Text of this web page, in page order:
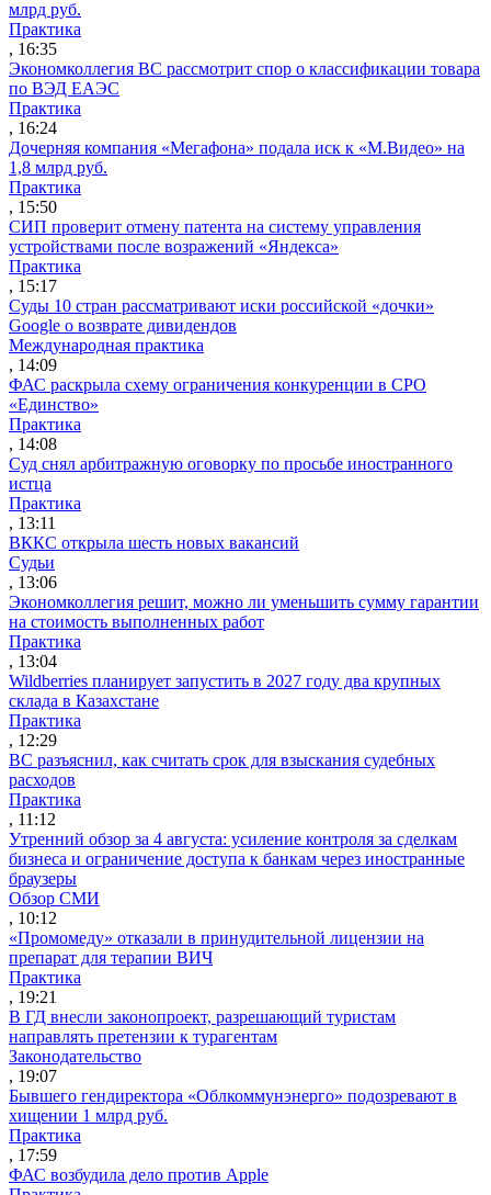
млрд руб.
Практика
, 16:35
Экономколлегия ВС рассмотрит спор о классификации товара
по ВЭД ЕАЭС
Практика
, 16:24
Дочерняя компания «Мегафона» подала иск к «М.Видео» на
1,8 млрд руб.
Практика
, 15:50
СИП проверит отмену патента на систему управления
устройствами после возражений «Яндекса»
Практика
, 15:17
Суды 10 стран рассматривают иски российской «дочки»
Google о возврате дивидендов
Международная практика
, 14:09
ФАС раскрыла схему ограничения конкуренции в СРО
«Единство»
Практика
, 14:08
Суд снял арбитражную оговорку по просьбе иностранного
истца
Практика
, 13:11
ВККС открыла шесть новых вакансий
Судьи
, 13:06
Экономколлегия решит, можно ли уменьшить сумму гарантии
на стоимость выполненных работ
Практика
, 13:04
Wildberries планирует запустить в 2027 году два крупных
склада в Казахстане
Практика
, 12:29
ВС разъяснил, как считать срок для взыскания судебных
расходов
Практика
, 11:12
Утренний обзор за 4 августа: усиление контроля за сделкам
бизнеса и ограничение доступа к банкам через иностранные
браузеры
Обзор СМИ
, 10:12
«Промомеду» отказали в принудительной лицензии на
препарат для терапии ВИЧ
Практика
, 19:21
В ГД внесли законопроект, разрешающий туристам
направлять претензии к турагентам
Законодательство
, 19:07
Бывшего гендиректора «Облкоммунэнерго» подозревают в
хищении 1 млрд руб.
Практика
, 17:59
ФАС возбудила дело против Apple